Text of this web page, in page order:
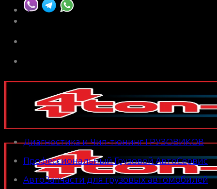
Диагностика и Чип-тюнинг ГРУЗОВИКОВ
Профессиональный Грузовой АвтоСервис
АвтоЗапчасти для грузовых автомобилей